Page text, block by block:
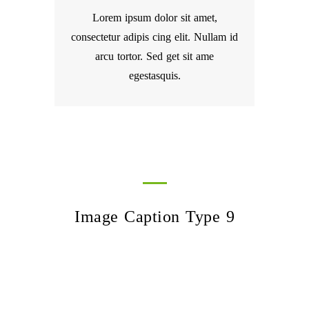
Lorem ipsum dolor sit amet,
consectetur adipis cing elit. Nullam id
arcu tortor. Sed get sit ame
egestasquis.
Image Caption Type 9